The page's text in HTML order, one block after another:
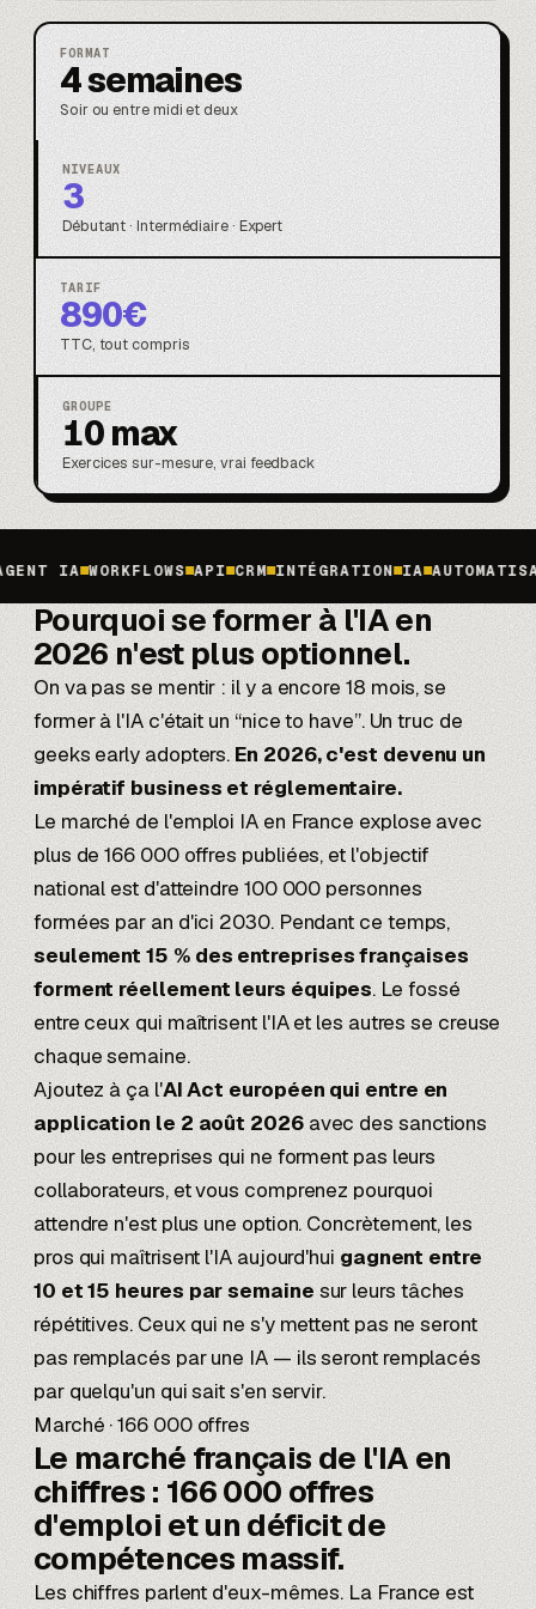
FORMAT
4 semaines
Soir ou entre midi et deux
NIVEAUX
3
Débutant · Intermédiaire · Expert
TARIF
890€
TTC, tout compris
GROUPE
10 max
Exercices sur-mesure, vrai feedback
WORKFLOWS API CRM INTÉGRATION IA AUTOMATISATION
Pourquoi se former à l'IA en
2026n'est plus optionnel.
On va pas se mentir : il y a encore 18 mois, se
former à l'IA c'était un “nice to have”. Un truc de
geeks early adopters.En 2026, c'est devenu un
impératif business et réglementaire.
Le marché de l'emploi IA en France explose avec
plus de 166 000 offres publiées, et l'objectif
national est d'atteindre 100 000 personnes
formées par an d'ici 2030. Pendant ce temps,
seulement 15 % des entreprises françaises
forment réellement leurs équipes. Le fossé
entre ceux qui maîtrisent l'IA et les autres se creuse
chaque semaine.
Ajoutez à ça l'AI Act européenqui entre en
application le 2 août 2026avec des sanctions
pour les entreprises qui ne forment pas leurs
collaborateurs, et vous comprenez pourquoi
attendre n'est plus une option. Concrètement, les
pros qui maîtrisent l'IA aujourd'huigagnent entre
10 et 15 heures par semaine sur leurs tâches
répétitives. Ceux qui ne s'y mettent pas ne seront
pas remplacés par une IA — ils seront remplacés
par quelqu'un qui sait s'en servir.
Marché · 166 000 offres
Le marché français de l'IA en
chiffres :166 000 offres
d'emploi et un déficit de
compétences massif.
Les chiffres parlent d'eux-mêmes. La France est